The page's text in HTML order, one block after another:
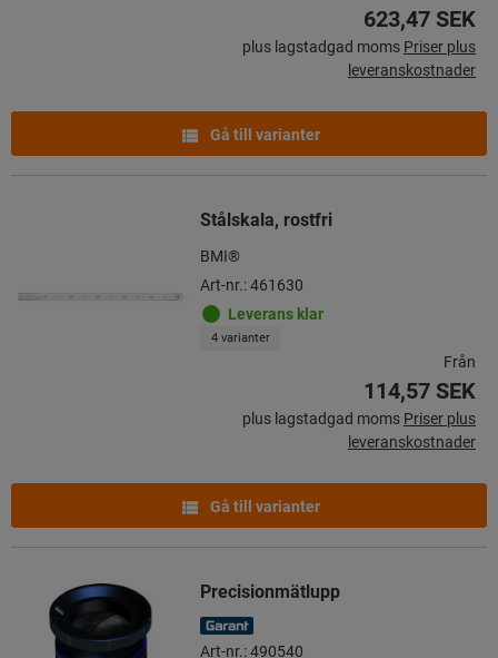
623,47 SEK
plus lagstadgad moms Priser plus
leveranskostnader
Gå till varianter
Stålskala, rostfri
BMI®
Art-nr.: 461630
Leverans klar
4 varianter
Från
114,57 SEK
plus lagstadgad moms Priser plus
leveranskostnader
Gå till varianter
Precisionmätlupp
Art-nr.: 490540